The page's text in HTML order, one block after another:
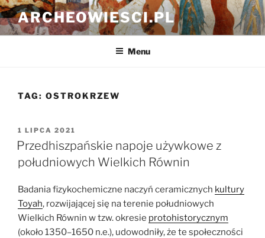
Przejdź
do
treści
ARCHEOWIESCI.PL
Menu
TAG: OSTROKRZEW
OPUBLIKOWANE
W
1 LIPCA 2021
Przedhiszpańskie napoje używkowe z
południowych Wielkich Równin
Badania fizykochemiczne naczyń ceramicznych kultury
Toyah, rozwijającej się na terenie południowych
Wielkich Równin w tzw. okresie protohistorycznym
(około 1350–1650 n.e.), udowodniły, że te społeczności